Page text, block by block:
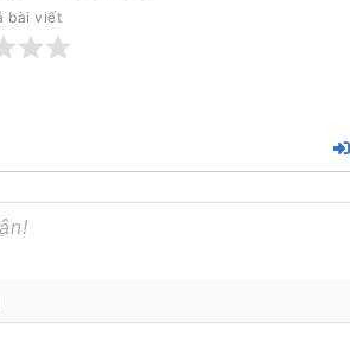
bài viết